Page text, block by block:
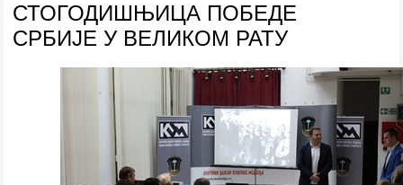
СТОГОДИШЊИЦА ПОБЕДЕ
СРБИЈЕ У ВЕЛИКОМ РАТУ